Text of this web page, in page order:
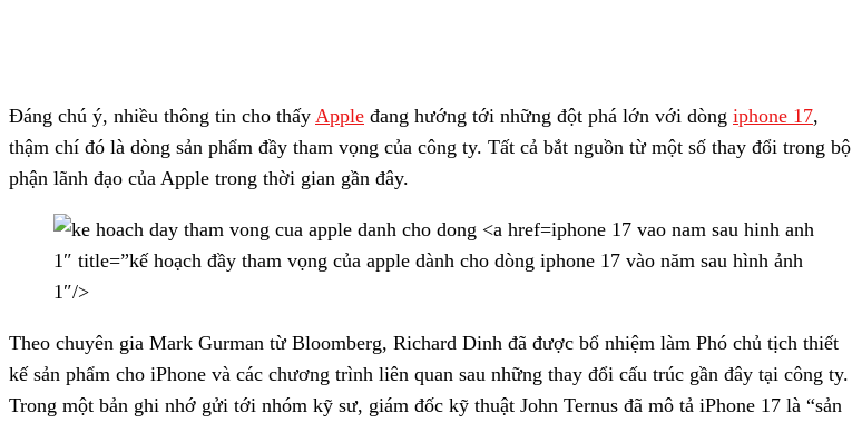
Đáng chú ý, nhiều thông tin cho thấy Apple đang hướng tới những đột phá lớn với dòng iphone 17,
thậm chí đó là dòng sản phẩm đầy tham vọng của công ty. Tất cả bắt nguồn từ một số thay đổi trong bộ
phận lãnh đạo của Apple trong thời gian gần đây.
iphone 17 vao nam sau hinh anh
1″ title=”kế hoạch đầy tham vọng của apple dành cho dòng iphone 17 vào năm sau hình ảnh
1″/>
Theo chuyên gia Mark Gurman từ Bloomberg, Richard Dinh đã được bổ nhiệm làm Phó chủ tịch thiết
kế sản phẩm cho iPhone và các chương trình liên quan sau những thay đổi cấu trúc gần đây tại công ty.
Trong một bản ghi nhớ gửi tới nhóm kỹ sư, giám đốc kỹ thuật John Ternus đã mô tả iPhone 17 là “sản